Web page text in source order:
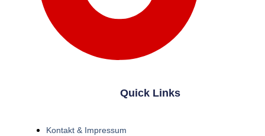
Quick Links
Kontakt & Impressum